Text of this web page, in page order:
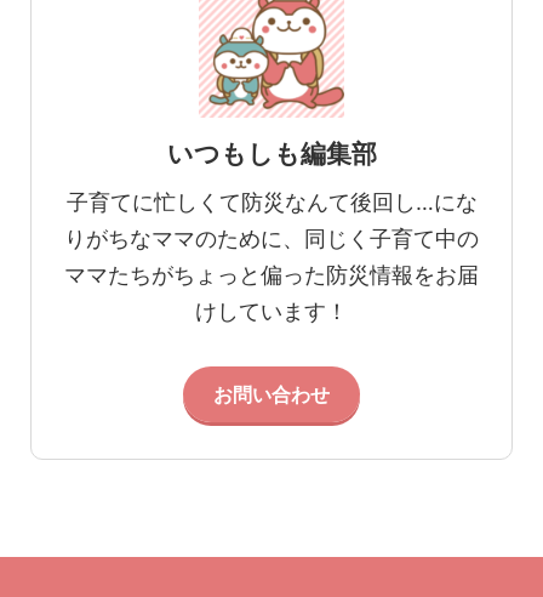
いつもしも編集部
子育てに忙しくて防災なんて後回し…にな
りがちなママのために、同じく子育て中の
ママたちがちょっと偏った防災情報をお届
けしています！
お問い合わせ